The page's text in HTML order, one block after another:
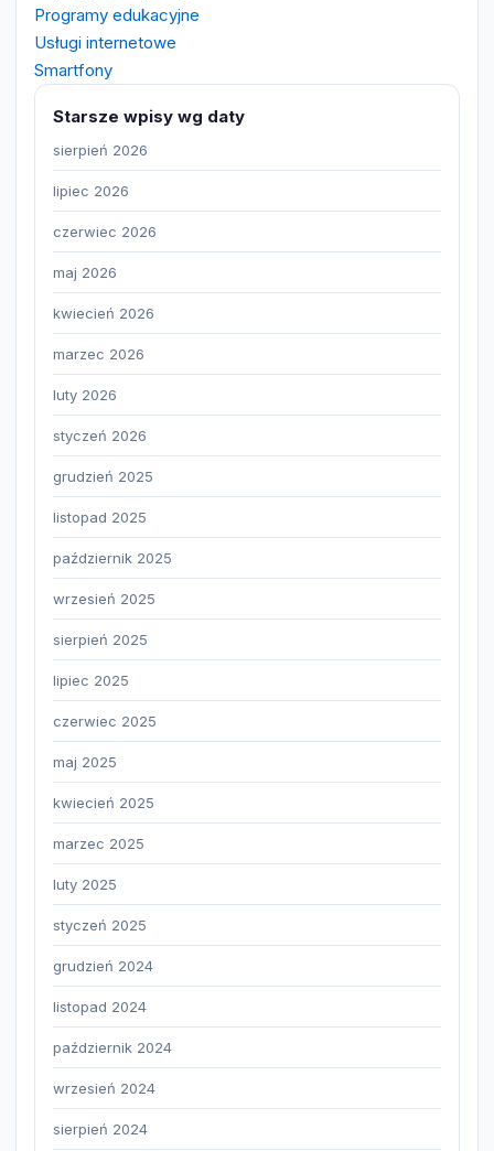
Programy edukacyjne
Usługi internetowe
Smartfony
Starsze wpisy wg daty
sierpień 2026
lipiec 2026
czerwiec 2026
maj 2026
kwiecień 2026
marzec 2026
luty 2026
styczeń 2026
grudzień 2025
listopad 2025
październik 2025
wrzesień 2025
sierpień 2025
lipiec 2025
czerwiec 2025
maj 2025
kwiecień 2025
marzec 2025
luty 2025
styczeń 2025
grudzień 2024
listopad 2024
październik 2024
wrzesień 2024
sierpień 2024